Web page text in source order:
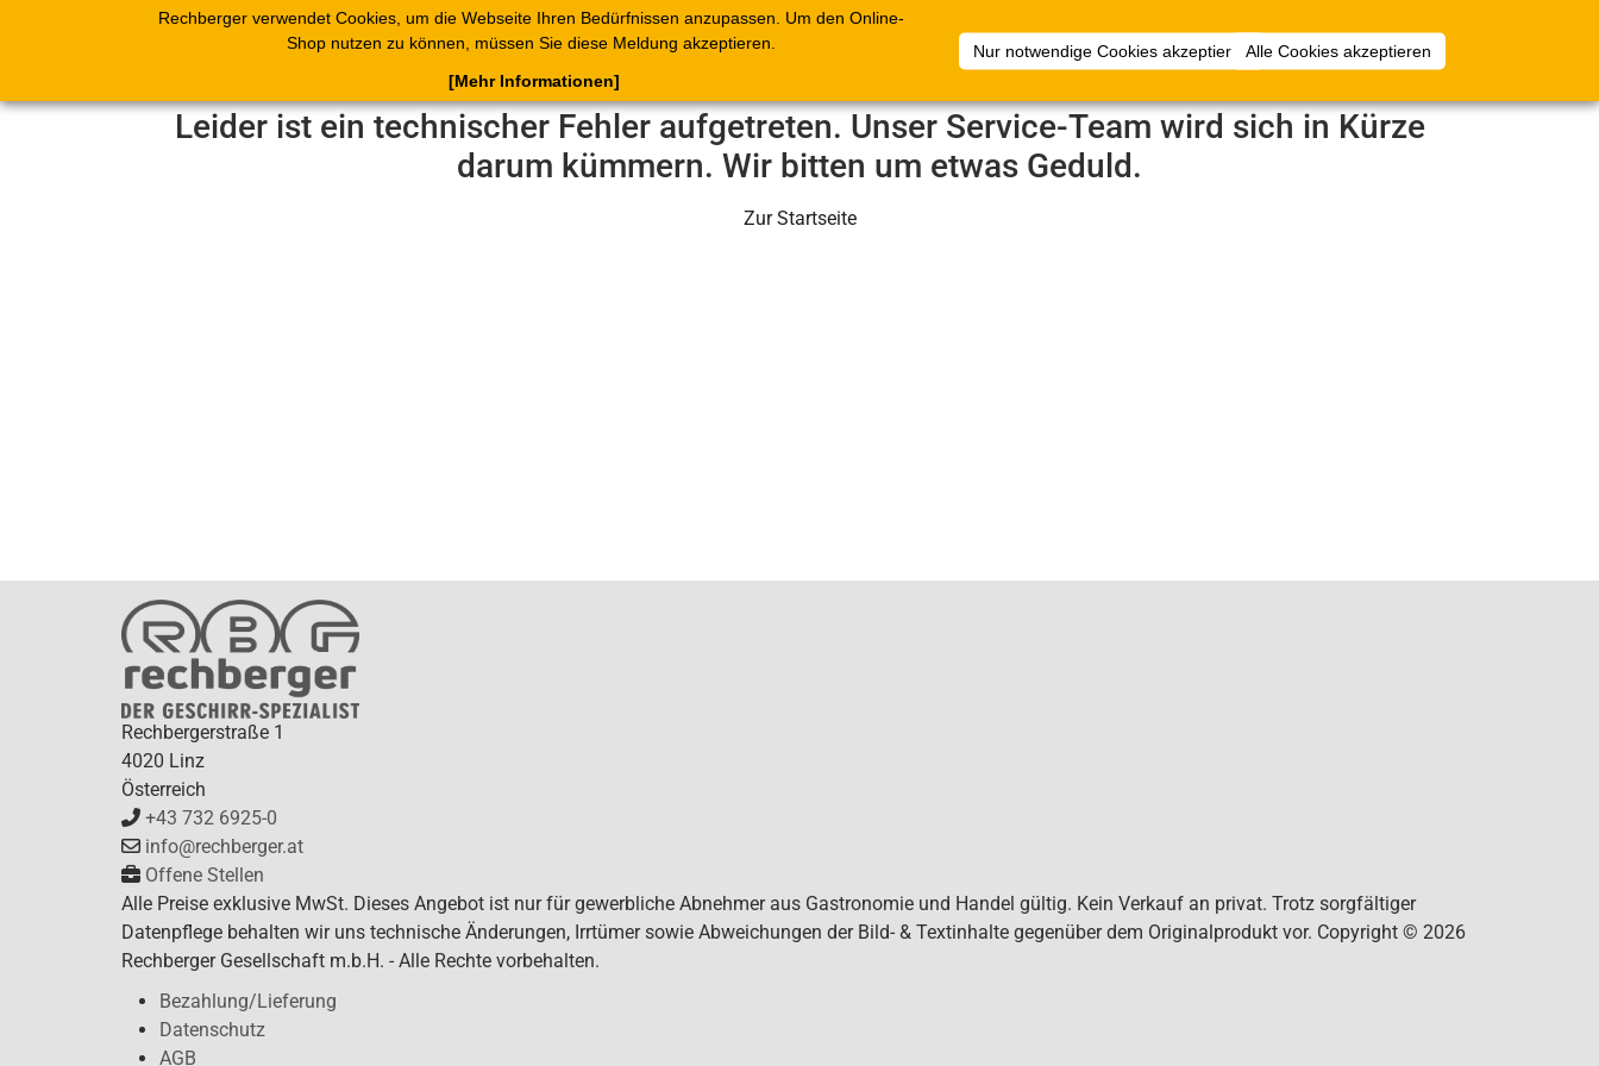
Rechberger verwendet Cookies, um die Webseite Ihren Bedürfnissen anzupassen. Um den Online-
Shop nutzen zu können, müssen Sie diese Meldung akzeptieren.
Nur notwendige Cookies akzeptierenAlle Cookies akzeptieren
[Mehr Informationen]
Shop Blätterkataloge Warenkorb Belege Artikelsammlungen Anmelden
Leider ist ein technischer Fehler aufgetreten. Unser Service-Team wird sich in Kürze
darum kümmern. Wir bitten um etwas Geduld.
Zur Startseite
Rechbergerstraße 1
4020 Linz
Österreich
+43 732 6925-0
info@rechberger.at
Offene Stellen
Alle Preise exklusive MwSt. Dieses Angebot ist nur für gewerbliche Abnehmer aus Gastronomie und Handel gültig. Kein Verkauf an privat. Trotz sorgfältiger
Datenpflege behalten wir uns technische Änderungen, Irrtümer sowie Abweichungen der Bild- & Textinhalte gegenüber dem Originalprodukt vor. Copyright © 2026
Rechberger Gesellschaft m.b.H. - Alle Rechte vorbehalten.
Bezahlung/Lieferung
Datenschutz
AGB